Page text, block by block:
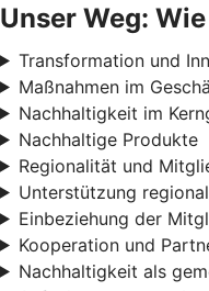
Unser Weg:
Transformation und
Maßnahmen im
Nachhaltigkeit im
Nachhaltige Produkte
Regionalität und
Unterstützung
Einbeziehung der
Kooperation und
Nachhaltigkeit als